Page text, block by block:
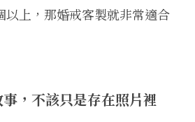
以上，那婚戒客製就非常適合
，不該只是存在照片裡